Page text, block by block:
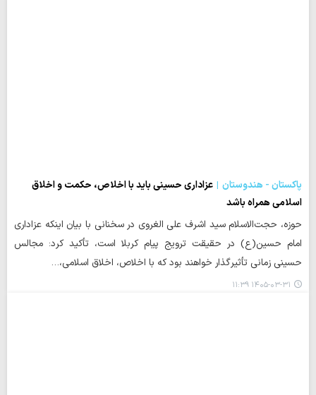
پاکستان - هندوستان
عزاداری حسینی باید با اخلاص، حکمت و اخلاق
اسلامی همراه باشد
حوزه، حجت‌الاسلام سید اشرف علی الغروی در سخنانی با بیان اینکه عزاداری
امام حسین(ع) در حقیقت ترویج پیام کربلا است، تأکید کرد: مجالس
حسینی زمانی تأثیرگذار خواهند بود که با اخلاص، اخلاق اسلامی،…
۱۴۰۵-۰۳-۳۱ ۱۱:۳۹